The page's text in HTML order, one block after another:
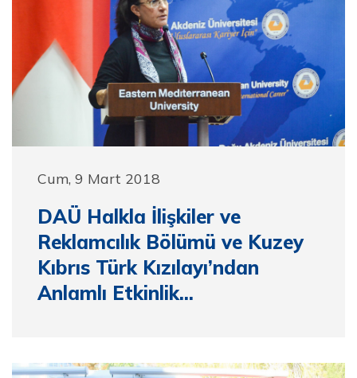
Cum, 9 Mart 2018
DAÜ Halkla İlişkiler ve
Reklamcılık Bölümü ve Kuzey
Kıbrıs Türk Kızılayı’ndan
Anlamlı Etkinlik...